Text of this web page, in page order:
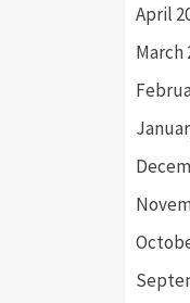
April
March